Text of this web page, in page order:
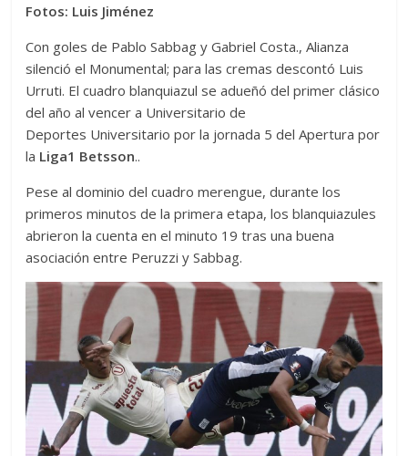
Fotos: Luis Jiménez
Con goles de Pablo Sabbag y Gabriel Costa., Alianza
silenció el Monumental; para las cremas descontó Luis
Urruti. El cuadro blanquiazul se adueñó del primer clásico
del año al vencer a Universitario de
Deportes Universitario por la jornada 5 del Apertura por
la Liga1 Betsson..
Pese al dominio del cuadro merengue, durante los
primeros minutos de la primera etapa, los blanquiazules
abrieron la cuenta en el minuto 19 tras una buena
asociación entre Peruzzi y Sabbag.